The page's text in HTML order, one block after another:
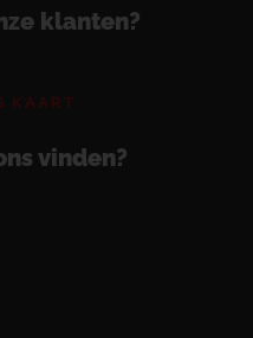
klanten?
KAART
vinden?